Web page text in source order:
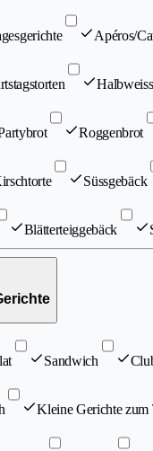
Apéros/
Roggenbrot
Süssgebäck
Blätterteiggebäck
Sandwich
Kleine Gerichte zum